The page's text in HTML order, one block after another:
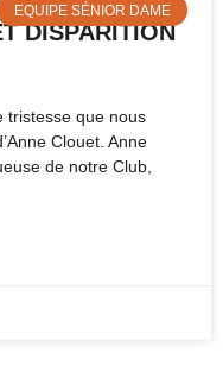
EQUIPE SÉNIOR DAME
DISPARITION
tristesse que nous
Clouet. Anne
de notre Club,